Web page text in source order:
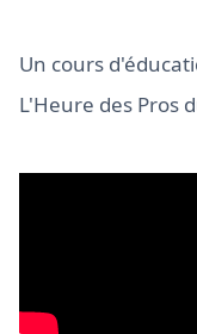
Un cours
L'Heure des Pros